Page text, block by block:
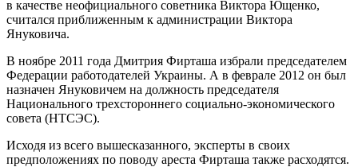
в качестве неофициального советника Виктора Ющенко,
считался приближенным к администрации Виктора
Януковича.
В ноябре 2011 года Дмитрия Фирташа избрали председателем
Федерации работодателей Украины. А в феврале 2012 он был
назначен Януковичем на должность председателя
Национального трехстороннего социально-экономического
совета (НТСЭС).
Исходя из всего вышесказанного, эксперты в своих
предположениях по поводу ареста Фирташа также расходятся.